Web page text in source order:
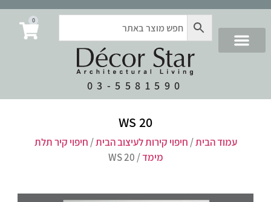
03-5581590
0
WS 20
עמוד הבית/ חיפוי קירות לעיצוב הבית/ חיפוי קיר תלת
מימד/ WS 20